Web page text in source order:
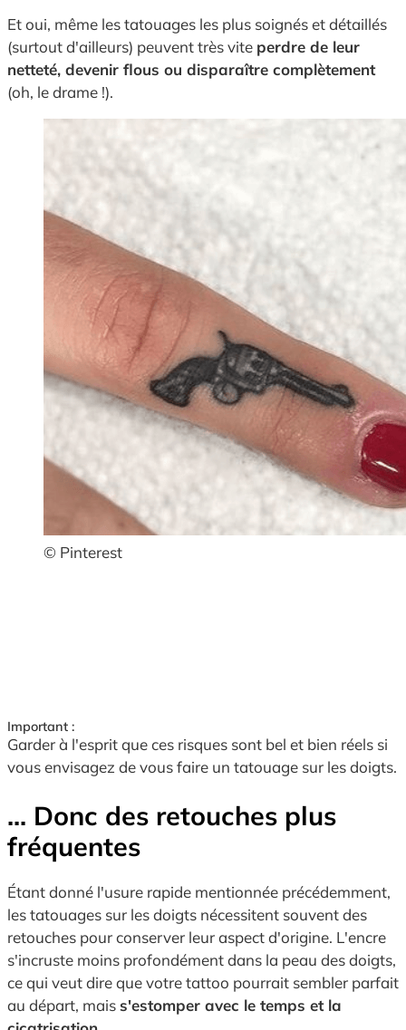
Et oui, même les tatouages les plus soignés et détaillés
(surtout d'ailleurs) peuvent très vite perdre de leur
netteté, devenir flous ou disparaître complètement
(oh, le drame !).
© Pinterest
Important :
Garder à l'esprit que ces risques sont bel et bien réels si
vous envisagez de vous faire un tatouage sur les doigts.
... Donc des retouches plus
fréquentes
Étant donné l'usure rapide mentionnée précédemment,
les tatouages sur les doigts nécessitent souvent des
retouches pour conserver leur aspect d'origine. L'encre
s'incruste moins profondément dans la peau des doigts,
ce qui veut dire que votre tattoo pourrait sembler parfait
au départ, mais s'estomper avec le temps et la